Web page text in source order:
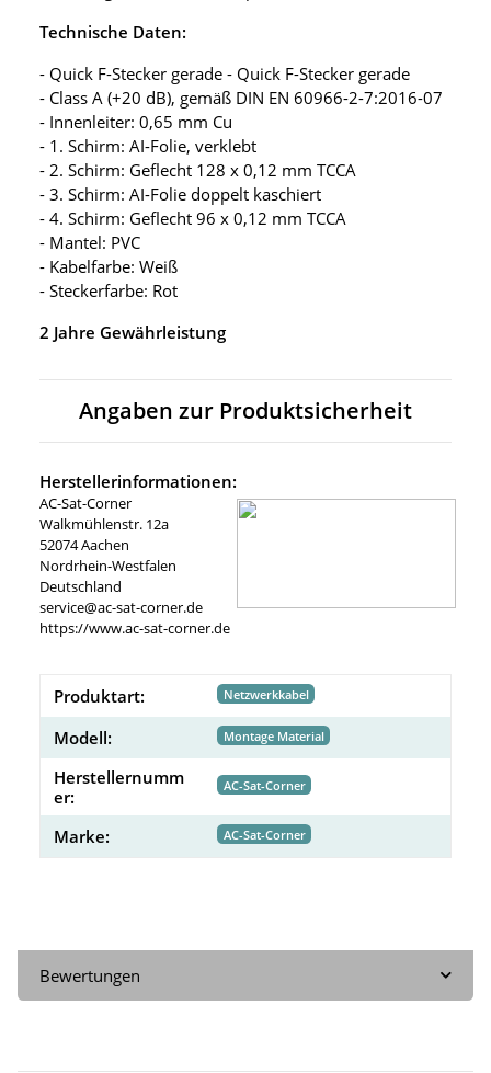
Technische Daten:
- Quick F-Stecker gerade - Quick F-Stecker gerade
- Class A (+20 dB), gemäß DIN EN 60966-2-7:2016-07
- Innenleiter: 0,65 mm Cu
- 1. Schirm: AI-Folie, verklebt
- 2. Schirm: Geflecht 128 x 0,12 mm TCCA
- 3. Schirm: AI-Folie doppelt kaschiert
- 4. Schirm: Geflecht 96 x 0,12 mm TCCA
- Mantel: PVC
- Kabelfarbe: Weiß
- Steckerfarbe: Rot
2 Jahre Gewährleistung
Angaben zur Produktsicherheit
Herstellerinformationen:
AC-Sat-Corner
Walkmühlenstr. 12a
52074 Aachen
Nordrhein-Westfalen
Deutschland
service@ac-sat-corner.de
https://www.ac-sat-corner.de
Produktart: Netzwerkkabel
Modell: Montage Material
Herstellernumm
er:
AC-Sat-Corner
Marke: AC-Sat-Corner
Bewertungen